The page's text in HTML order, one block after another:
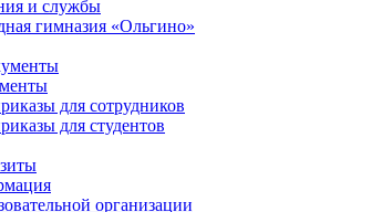
и службы
гимназия «Ольгино»
для сотрудников
для студентов
организации